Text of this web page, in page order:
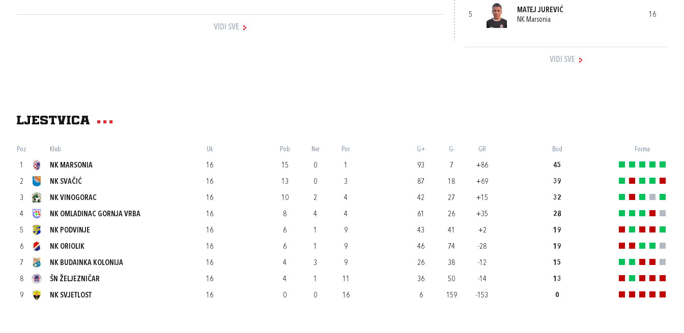
VIDI SVE
5
MATEJ JUREVIĆ
NK Marsonia
16
VIDI SVE
Ljestvica
Poz Klub Uk Pob Ner Por G+ G- GR Bod Forma
1 NK MARSONIA 16 15 0 1 93 7 +86 45
2 NK SVAČIĆ 16 13 0 3 87 18 +69 39
3 NK VINOGORAC 16 10 2 4 42 27 +15 32
4 NK OMLADINAC GORNJA VRBA 16 8 4 4 61 26 +35 28
5 NK PODVINJE 16 6 1 9 43 41 +2 19
6 NK ORIOLIK 16 6 1 9 46 74 -28 19
7 NK BUDAINKA KOLONIJA 16 4 3 9 26 38 -12 15
8 ŠN ŽELJEZNIČAR 16 4 1 11 36 50 -14 13
9 NK SVJETLOST 16 0 0 16 6 159 -153 0